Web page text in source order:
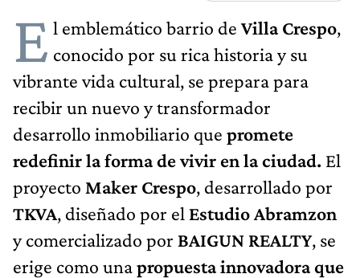
E l emblemático barrio de Villa Crespo,
conocido por su rica historia y su
vibrante vida cultural, se prepara para
recibir un nuevo y transformador
desarrollo inmobiliario que promete
redefinir la forma de vivir en la ciudad. El
proyecto Maker Crespo, desarrollado por
TKVA, diseñado por el Estudio Abramzon
y comercializado por BAIGUN REALTY, se
erige como unapropuesta innovadora que